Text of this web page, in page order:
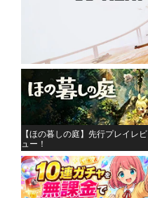
【ほの暮しの庭】先行プレイレビ
ュー！